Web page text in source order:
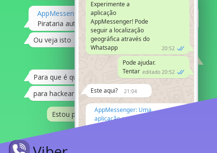
AppMessenger
Pirataria autónoma de contas Whatsapp
Ou veja isto
Obrigado, Alex
21:08
Para que é que precisa dele?
21:08
para hackear o Whatsapp
Estou preocupado com o meu filho.
sem perguntas mais
20:52
Experimente a
aplicação
AppMessenger! Pode
seguir a localização
geográfica através do
Whatsapp
editado 20:52
Pode ajudar.
Tentar
21:04
Este aqui?
AppMessenger: Uma
aplicação para